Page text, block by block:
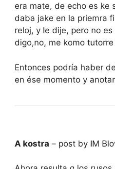
era mate, de echo es ke
daba jake en la priemra
reloj, y le dije, pero no
digo,no, me komo
Entonces podría haber
en ése momento y
A kostra – post by IM